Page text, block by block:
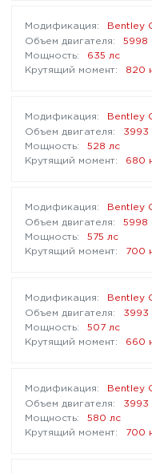
Bentley
5998
635 лс
820
Bentley
3993
528 лс
680
Bentley
5998
575 лс
700
Bentley
3993
507 лс
660
Bentley
3993
580 лс
700